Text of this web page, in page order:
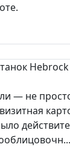
Hebrock
— не